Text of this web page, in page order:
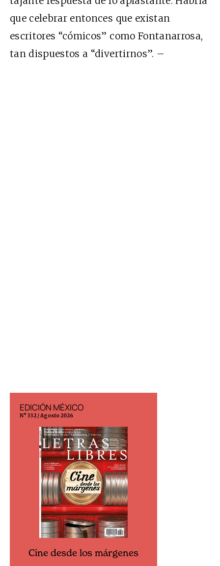
que celebrar entonces que existan
escritores “cómicos” como Fontanarrosa,
tan dispuestos a “divertirnos”. –
EDICIÓN MÉXICO
N° 332 / Agosto 2026
Cine desde los márgenes